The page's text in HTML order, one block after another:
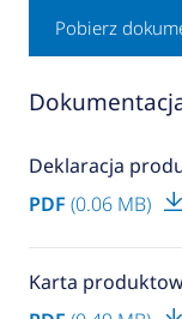
Pobierz
Deklaracja
PDF (0.06 MB)
Karta